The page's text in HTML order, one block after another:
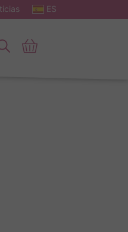
ES